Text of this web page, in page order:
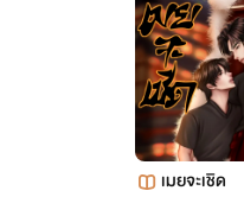
เมยจะเชิด